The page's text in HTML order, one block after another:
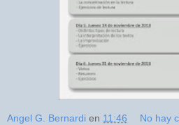
Angel G. Bernardi en 11:46 No hay